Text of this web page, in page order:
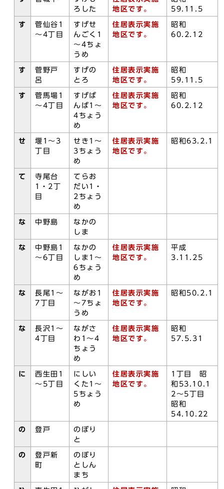
ろした
地区です。
59.11.5
す
菅仙谷1
～4丁目
すげせ
んごく1
～4ちょ
うめ
住居表示実施
地区です。
昭和
60.2.12
す
菅野戸
呂
すげの
とろ
住居表示実施
地区です。
昭和
59.11.5
す
菅馬場1
～4丁目
すげば
んば1～
4ちょう
め
住居表示実施
地区です。
昭和
60.2.12
せ
堰1～3
丁目
せき1～
3ちょう
め
住居表示実施
地区です。
昭和63.2.1
て
寺尾台
1・2丁
目
てらお
だい1・
2ちょう
め
な 中野島
なかの
しま
な
中野島1
～6丁目
なかの
しま1～
6ちょう
め
住居表示実施
地区です。
平成
3.11.25
な
長尾1～
7丁目
ながお1
～7ちょ
うめ
住居表示実施
地区です。
昭和50.2.1
な
長沢1～
4丁目
ながさ
わ1～4
ちょう
め
住居表示実施
地区です。
昭和
57.5.31
に
西生田1
～5丁目
にしい
くた1～
5ちょう
め
住居表示実施
地区です。
1丁目 昭
和53.10.1
2～5丁目
昭和
54.10.22
の 登戸
のぼり
と
の
登戸新
町
のぼり
としん
まち